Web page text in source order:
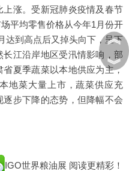
涨。受新冠肺炎疫情及春节
平均零售价格从今年1月份开
达到高点后又掉头向下，呈下
江沿岸地区受汛情影响，部
夏季蔬菜以本地供应为主，
地菜大量上市，蔬菜供应充
步下降的态势，但降幅不会
IGO世界粮油展 阅读更精彩！
︽
︾